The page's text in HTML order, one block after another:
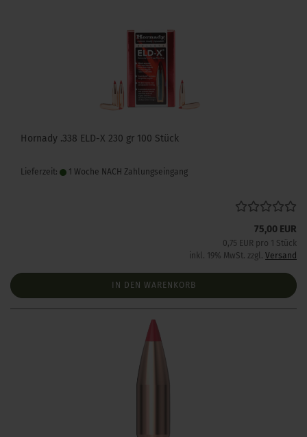
Hornady .338 ELD-X 230 gr 100 Stück
Lieferzeit: 1 Woche NACH Zahlungseingang
75,00 EUR
0,75 EUR pro 1 Stück
inkl. 19% MwSt. zzgl. Versand
IN DEN WARENKORB